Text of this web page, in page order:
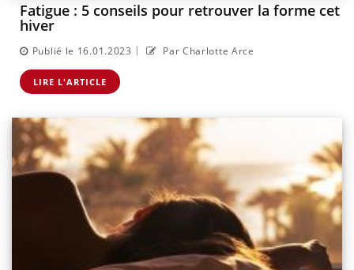
Fatigue : 5 conseils pour retrouver la forme cet
hiver
Publié le 16.01.2023 | Par Charlotte Arce
LIRE L'ARTICLE